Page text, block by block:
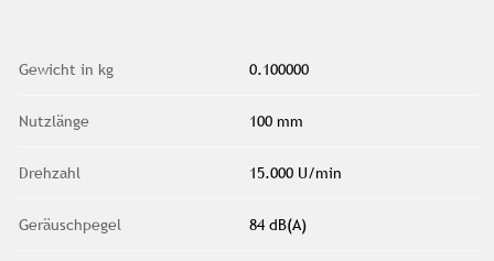
Gewicht in kg 0.100000
Nutzlänge 100 mm
Drehzahl 15.000 U/min
Geräuschpegel 84 dB(A)